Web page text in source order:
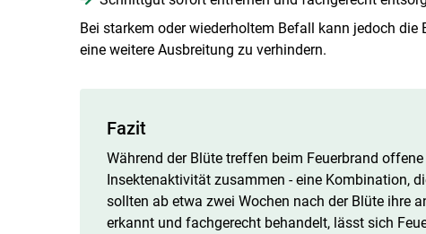
Bei starkem oder wiederholtem Befall kann jedoch
eine weitere Ausbreitung zu verhindern.
Fazit
Während der Blüte treffen beim Feuerbrand
Insektenaktivität zusammen - eine Kombination,
sollten ab etwa zwei Wochen nach der Blüte ihre
erkannt und fachgerecht behandelt, lässt sich